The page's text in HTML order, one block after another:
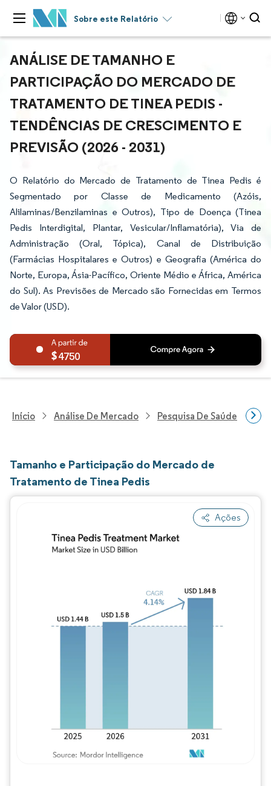
Sobre este Relatório
ANÁLISE DE TAMANHO E
PARTICIPAÇÃO DO MERCADO DE
TRATAMENTO DE TINEA PEDIS -
TENDÊNCIAS DE CRESCIMENTO E
PREVISÃO (2026 - 2031)
O Relatório do Mercado de Tratamento de Tinea Pedis é
Segmentado por Classe de Medicamento (Azóis,
Alilaminas/Benzilaminas e Outros), Tipo de Doença (Tinea
Pedis Interdigital, Plantar, Vesicular/Inflamatória), Via de
Administração (Oral, Tópica), Canal de Distribuição
(Farmácias Hospitalares e Outros) e Geografia (América do
Norte, Europa, Ásia-Pacífico, Oriente Médio e África, América
do Sul). As Previsões de Mercado são Fornecidas em Termos
de Valor (USD).
4750
Início Análise De Mercado Pesquisa De Saúde
Tamanho e Participação do Mercado de
Tratamento de Tinea Pedis
Ações